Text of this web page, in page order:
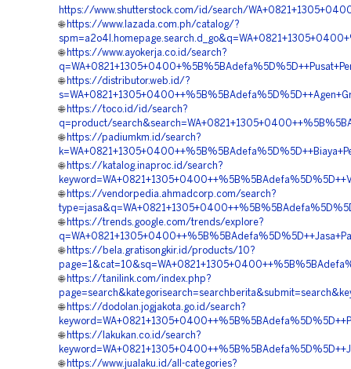
https://www.shutterstock.com/id/search/
🌐 https://www.lazada.com.ph/catalog/?
🌐 https://www.ayokerja.co.id/search?
🌐 https://distributor.web.id/?
🌐 https://toco.id/id/search?
q=product/
🌐 https://padiumkm.id/search?
🌐 https://katalog.inaproc.id/search?
🌐 https://vendorpedia.ahmadcorp.com/search?
🌐 https://trends.google.com/trends/explore?
🌐 https://bela.gratisongkir.id/products/10?
🌐 https://tanilink.com/index.php?
🌐 https://dodolan.jogjakota.go.id/search?
🌐 https://lakukan.co.id/search?
🌐 https://www.jualaku.id/all-categories?